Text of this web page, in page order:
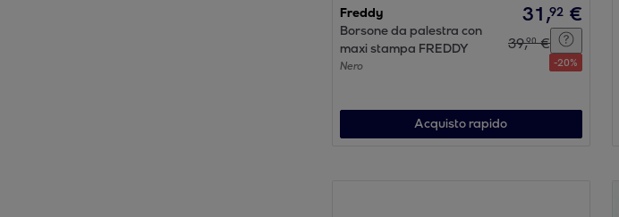
Freddy
Borsone da palestra con
maxi stampa FREDDY
Nero
31,92 €
39,90 €
-20%
Acquisto rapido